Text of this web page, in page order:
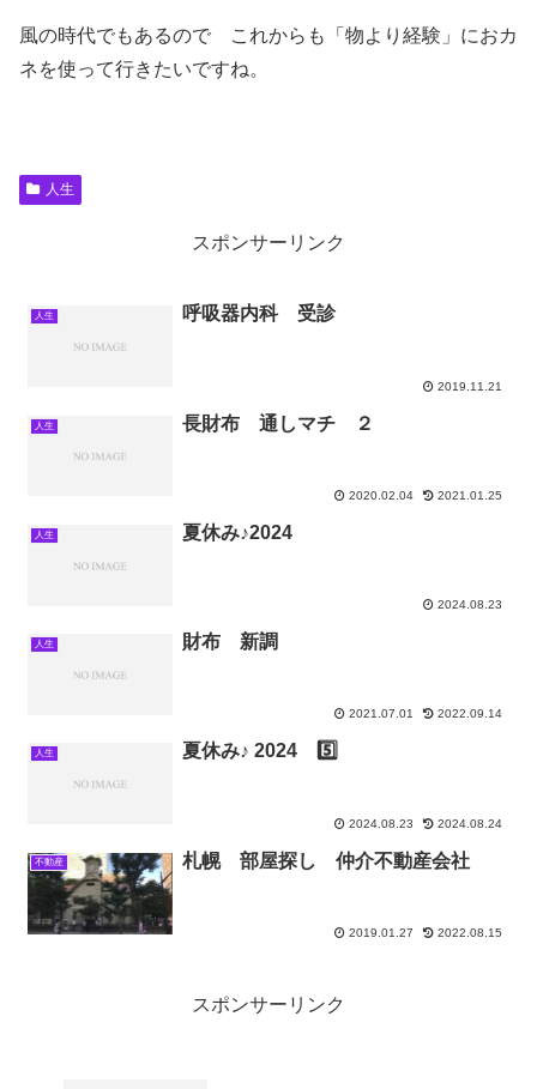
風の時代でもあるので これからも「物より経験」におカ
ネを使って行きたいですね。
人生
スポンサーリンク
人生 呼吸器内科 受診
2019.11.21
人生 長財布 通しマチ ２
2020.02.04 2021.01.25
人生 夏休み♪2024
2024.08.23
人生 財布 新調
2021.07.01 2022.09.14
人生 夏休み♪ 2024 5️⃣
2024.08.23 2024.08.24
不動産 札幌 部屋探し 仲介不動産会社
2019.01.27 2022.08.15
スポンサーリンク